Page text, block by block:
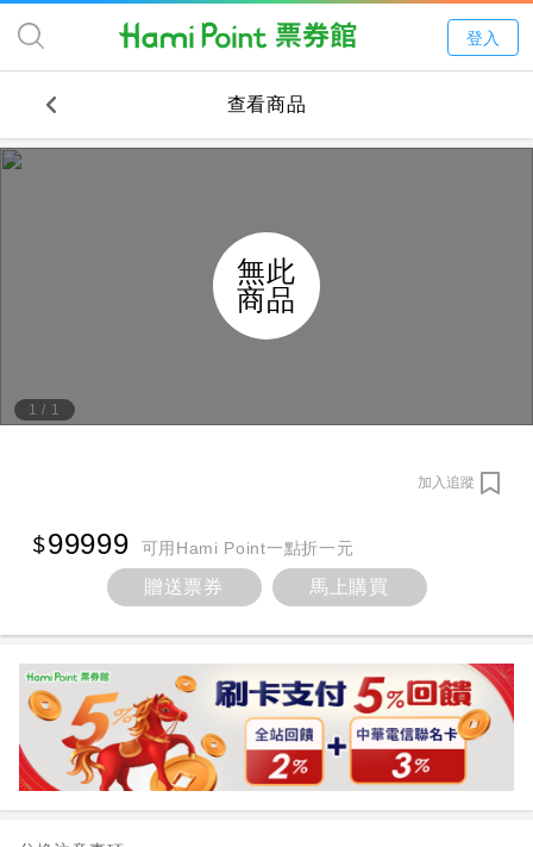
登入
查看商品
1 / 1
無此
商品
加入追蹤
99999 可用Hami Point一點折一元
贈送票券 馬上購買